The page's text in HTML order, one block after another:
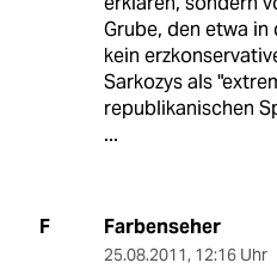
Grube, den etwa in
kein
Sarkozys als
republikanischen
...
F Farbenseher
25.08.2011, 12:16 Uhr